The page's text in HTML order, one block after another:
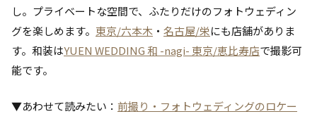
し。プライベートな空間で、ふたりだけのフォトウェディン
グを楽しめます。 東京/六本木 ・ 名古屋/栄にも店舗がありま
す。和装はYUEN WEDDING 和 -nagi- 東京/恵比寿店で撮影可
能です。
▼あわせて読みたい： 前撮り・フォトウェディングのロケー